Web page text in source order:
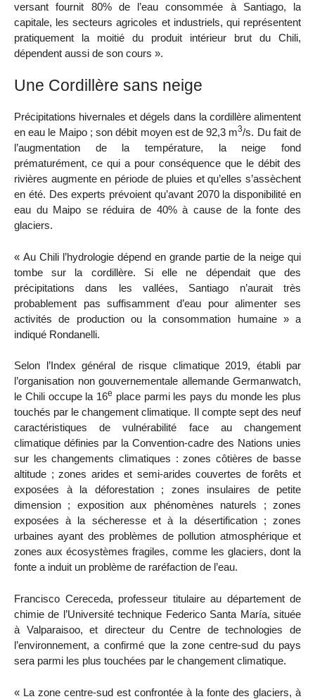
versant fournit 80% de l’eau consommée à Santiago, la
capitale, les secteurs agricoles et industriels, qui représentent
pratiquement la moitié du produit intérieur brut du Chili,
dépendent aussi de son cours ».
Une Cordillère sans neige
Précipitations hivernales et dégels dans la cordillère alimentent
en eau le Maipo ; son débit moyen est de 92,3 m3/s. Du fait de
l’augmentation de la température, la neige fond
prématurément, ce qui a pour conséquence que le débit des
rivières augmente en période de pluies et qu’elles s’assèchent
en été. Des experts prévoient qu’avant 2070 la disponibilité en
eau du Maipo se réduira de 40% à cause de la fonte des
glaciers.
« Au Chili l’hydrologie dépend en grande partie de la neige qui
tombe sur la cordillère. Si elle ne dépendait que des
précipitations dans les vallées, Santiago n’aurait très
probablement pas suffisamment d’eau pour alimenter ses
activités de production ou la consommation humaine » a
indiqué Rondanelli.
Selon l’Index général de risque climatique 2019, établi par
l’organisation non gouvernementale allemande Germanwatch,
le Chili occupe la 16e place parmi les pays du monde les plus
touchés par le changement climatique. Il compte sept des neuf
caractéristiques de vulnérabilité face au changement
climatique définies par la Convention-cadre des Nations unies
sur les changements climatiques : zones côtières de basse
altitude ; zones arides et semi-arides couvertes de forêts et
exposées à la déforestation ; zones insulaires de petite
dimension ; exposition aux phénomènes naturels ; zones
exposées à la sécheresse et à la désertification ; zones
urbaines ayant des problèmes de pollution atmosphérique et
zones aux écosystèmes fragiles, comme les glaciers, dont la
fonte a induit un problème de raréfaction de l’eau.
Francisco Cereceda, professeur titulaire au département de
chimie de l’Université technique Federico Santa María, située
à Valparaisoo, et directeur du Centre de technologies de
l’environnement, a confirmé que la zone centre-sud du pays
sera parmi les plus touchées par le changement climatique.
« La zone centre-sud est confrontée à la fonte des glaciers, à